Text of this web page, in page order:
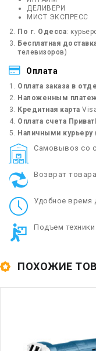
ДЕЛИВЕРИ
МИСТ ЭКСПРЕСС
По г. Одесса:
Бесплатная
телевизоров)
Оплата
Оплата заказа в
Наложенным
Кредитная карта
Оплата счета
Наличными курьеру
Cамовывоз со
Возврат
Удобное время
Подъем
ПОХОЖИЕ